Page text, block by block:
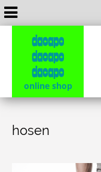
dacapo
dacapo
dacapo
online shop
hosen